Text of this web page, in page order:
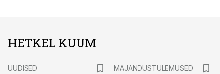
HETKEL KUUM
UUDISED
MAJANDUSTULEMUSED